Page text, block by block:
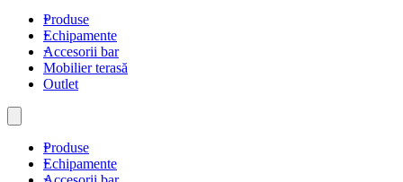
Produse
Echipamente
Accesorii bar
Mobilier terasă
Outlet
Produse
Echipamente